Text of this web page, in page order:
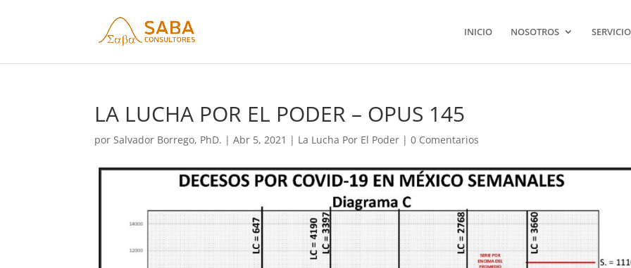
INICIO NOSOTROS
LA LUCHA POR EL PODER – OPUS 145
porSalvador Borrego, PhD. |Abr 5, 2021 | La Lucha Por El Poder |0 Comentarios